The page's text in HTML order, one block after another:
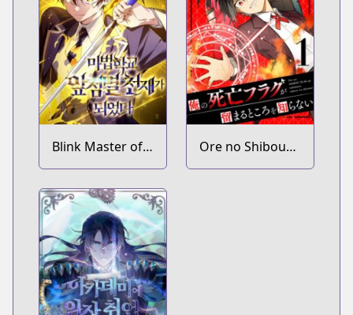
Blink Master of
the Magic
Academy
Ore no Shibou
Flag ga